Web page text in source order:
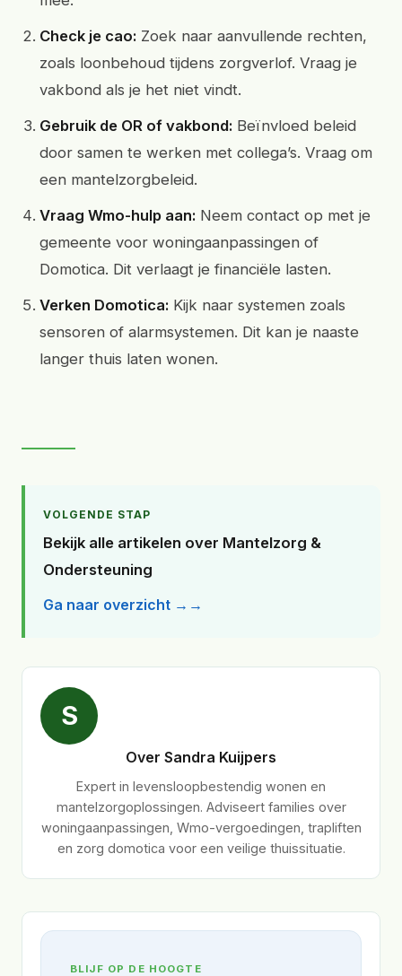
Check je cao: Zoek naar aanvullende rechten,
zoals loonbehoud tijdens zorgverlof. Vraag je
vakbond als je het niet vindt.
Gebruik de OR of vakbond: Beïnvloed beleid
door samen te werken met collega’s. Vraag om
een mantelzorgbeleid.
Vraag Wmo-hulp aan: Neem contact op met je
gemeente voor woningaanpassingen of
Domotica. Dit verlaagt je financiële lasten.
Verken Domotica: Kijk naar systemen zoals
sensoren of alarmsystemen. Dit kan je naaste
langer thuis laten wonen.
VOLGENDE STAP
Bekijk alle artikelen over Mantelzorg &
Ondersteuning
Ga naar overzicht →
S
Over Sandra Kuijpers
Expert in levensloopbestendig wonen en
mantelzorgoplossingen. Adviseert families over
woningaanpassingen, Wmo-vergoedingen, trapliften
en zorg domotica voor een veilige thuissituatie.
BLIJF OP DE HOOGTE